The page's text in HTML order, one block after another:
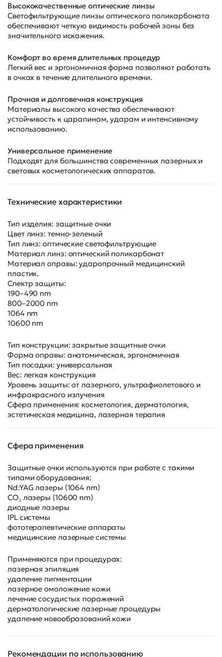
Высококачественные оптические линзы
Светофильтрующие линзы оптического поликарбоната
обеспечивают четкую видимость рабочей зоны без
значительного искажения.
Комфорт во время длительных процедур
Легкий вес и эргономичная форма позволяют работать
в очках в течение длительного времени.
Прочная и долговечная конструкция
Материалы высокого качества обеспечивают
устойчивость к царапинам, ударам и интенсивному
использованию.
Универсальное применение
Подходят для большинства современных лазерных и
световых косметологических аппаратов.
Технические характеристики
Тип изделия: защитные очки
Цвет линз: темно-зеленый
Тип линз: оптические светофильтрующие
Материал линз: оптический поликарбонат
Материал оправы: ударопрочный медицинский
пластик.
Спектр защиты:
190–490 nm
800–2000 nm
1064 nm
10600 nm
Тип конструкции: закрытые защитные очки
Форма оправы: анатомическая, эргономичная
Тип посадки: универсальная
Вес: легкая конструкция
Уровень защиты: от лазерного, ультрафиолетового и
инфракрасного излучения
Сфера применения: косметология, дерматология,
эстетическая медицина, лазерная терапия
Сфера применения
Защитные очки используются при работе с такими
типами оборудования:
Nd:YAG лазеры (1064 nm)
CO₂ лазеры (10600 nm)
диодные лазеры
IPL системы
фототерапевтические аппараты
медицинские лазерные системы
Применяются при процедурах:
лазерная эпиляция
удаление пигментации
лазерное омоложение кожи
лечение сосудистых поражений
дерматологические лазерные процедуры
удаление новообразований кожи
Рекомендации по использованию